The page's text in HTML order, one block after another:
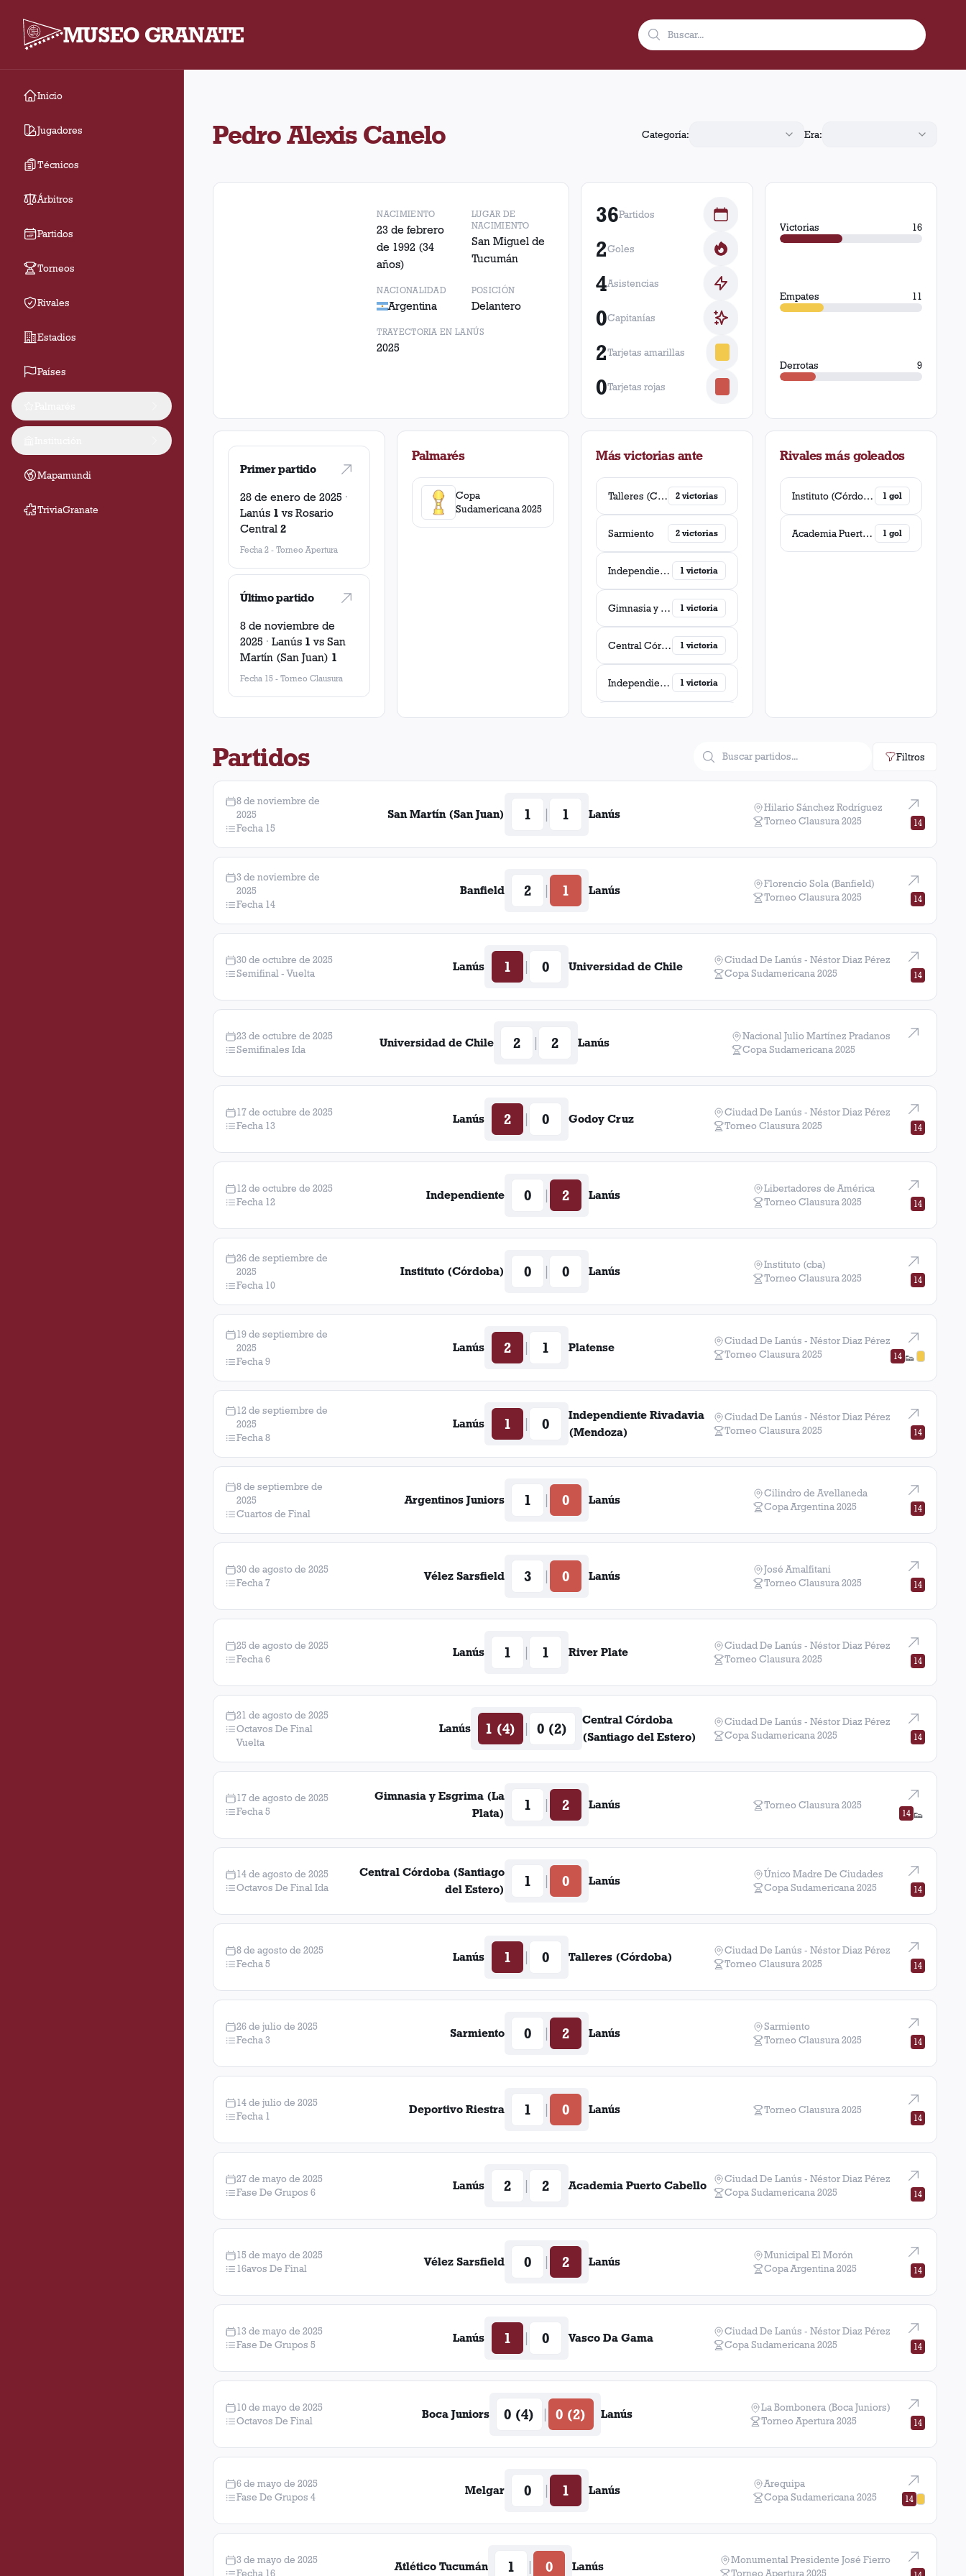
MUSEO GRANATE
Inicio
Jugadores
Técnicos
Árbitros
Partidos
Torneos
Rivales
Estadios
Países
Mapamundi
TriviaGranate
Pedro Alexis Canelo Categoría: Era:
NACIMIENTO
23 de febrero
de 1992 (34
años)
LUGAR DE
NACIMIENTO
San Miguel de
Tucumán
NACIONALIDAD
Argentina
POSICIÓN
Delantero
TRAYECTORIA EN LANÚS
2025
36Partidos
2Goles
4Asistencias
0Capitanías
2Tarjetas amarillas
0Tarjetas rojas
Victorias 16
Empates 11
Derrotas 9
Primer partido
28 de enero de 2025 ·
Lanús 1 vs Rosario
Central 2
Fecha 2 - Torneo Apertura
Último partido
8 de noviembre de
2025 · Lanús 1 vs San
Martín (San Juan) 1
Fecha 15 - Torneo Clausura
Palmarés
Copa
Sudamericana 2025
Más victorias ante
Talleres (Córdoba) 2 victorias
Sarmiento 2 victorias
Independiente 1 victoria
Gimnasia y Esgrima (La Plata) 1 victoria
Central Córdoba (Santiago del Estero) 1 victoria
Independiente Rivadavia (Mendoza) 1 victoria
General Lamadrid 1 victoria
victoria
victoria
Rivales más goleados
Instituto (Córdoba) 1 gol
Academia Puerto Cabello 1 gol
Partidos Filtros
14
8 de noviembre de
2025
Fecha 15
San Martín (San Juan) 1 1 Lanús
Hilario Sánchez Rodríguez
Torneo Clausura 2025
14
3 de noviembre de
2025
Fecha 14
Banfield 2 1 Lanús
Florencio Sola (Banfield)
Torneo Clausura 2025
14
30 de octubre de 2025
Semifinal - Vuelta
Lanús 1 0 Universidad de Chile
Ciudad De Lanús - Néstor Diaz Pérez
Copa Sudamericana 2025
23 de octubre de 2025
Semifinales Ida
Universidad de Chile 2 2 Lanús
Nacional Julio Martínez Pradanos
Copa Sudamericana 2025
14
17 de octubre de 2025
Fecha 13
Lanús 2 0 Godoy Cruz
Ciudad De Lanús - Néstor Diaz Pérez
Torneo Clausura 2025
14
12 de octubre de 2025
Fecha 12
Independiente 0 2 Lanús
Libertadores de América
Torneo Clausura 2025
14
26 de septiembre de
2025
Fecha 10
Instituto (Córdoba) 0 0 Lanús
Instituto (cba)
Torneo Clausura 2025
14 👟
19 de septiembre de
2025
Fecha 9
Lanús 2 1 Platense
Ciudad De Lanús - Néstor Diaz Pérez
Torneo Clausura 2025
14
12 de septiembre de
2025
Fecha 8
Lanús 1 0
Independiente Rivadavia
(Mendoza)
Ciudad De Lanús - Néstor Diaz Pérez
Torneo Clausura 2025
14
8 de septiembre de
2025
Cuartos de Final
Argentinos Juniors 1 0 Lanús
Cilindro de Avellaneda
Copa Argentina 2025
14
30 de agosto de 2025
Fecha 7
Vélez Sarsfield 3 0 Lanús
José Amalfitani
Torneo Clausura 2025
14
25 de agosto de 2025
Fecha 6
Lanús 1 1 River Plate
Ciudad De Lanús - Néstor Diaz Pérez
Torneo Clausura 2025
14
21 de agosto de 2025
Octavos De Final
Vuelta
Lanús 1 (4) 0 (2)
Central Córdoba
(Santiago del Estero)
Ciudad De Lanús - Néstor Diaz Pérez
Copa Sudamericana 2025
14 👟
17 de agosto de 2025
Fecha 5
Gimnasia y Esgrima (La
Plata)
1 2 Lanús Torneo Clausura 2025
14
14 de agosto de 2025
Octavos De Final Ida
Central Córdoba (Santiago
del Estero)
1 0 Lanús
Único Madre De Ciudades
Copa Sudamericana 2025
14
8 de agosto de 2025
Fecha 5
Lanús 1 0 Talleres (Córdoba)
Ciudad De Lanús - Néstor Diaz Pérez
Torneo Clausura 2025
14
26 de julio de 2025
Fecha 3
Sarmiento 0 2 Lanús
Sarmiento
Torneo Clausura 2025
14
14 de julio de 2025
Fecha 1
Deportivo Riestra 1 0 Lanús Torneo Clausura 2025
14
27 de mayo de 2025
Fase De Grupos 6
Lanús 2 2 Academia Puerto Cabello
Ciudad De Lanús - Néstor Diaz Pérez
Copa Sudamericana 2025
14
15 de mayo de 2025
16avos De Final
Vélez Sarsfield 0 2 Lanús
Municipal El Morón
Copa Argentina 2025
14
13 de mayo de 2025
Fase De Grupos 5
Lanús 1 0 Vasco Da Gama
Ciudad De Lanús - Néstor Diaz Pérez
Copa Sudamericana 2025
14
10 de mayo de 2025
Octavos De Final
Boca Juniors 0 (4) 0 (2) Lanús
La Bombonera (Boca Juniors)
Torneo Apertura 2025
14
6 de mayo de 2025
Fase De Grupos 4
Melgar 0 1 Lanús
Arequipa
Copa Sudamericana 2025
3 de mayo de 2025
Fecha 16
Atlético Tucumán 1 0 Lanús
Monumental Presidente José Fierro
Torneo Apertura 2025